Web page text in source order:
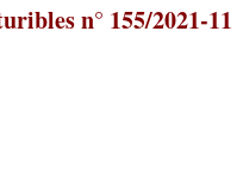
n° 155/2021-11